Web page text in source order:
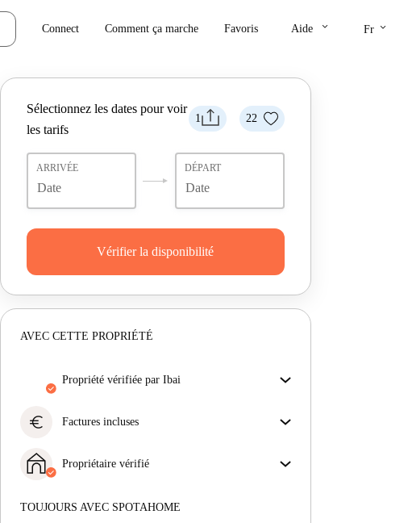
Connect Comment ça marche Favoris Aide keyboard_arrow_down Fr keyboard_arrow_down
1 22
Sélectionnez les dates pour voir
les tarifs
ARRIVÉE DÉPART
Vérifier la disponibilité
AVEC CETTE PROPRIÉTÉ
propriété vérifiée par Ibai
s'assurer que vous obtenez exactement ce que vous
En savoir plus sur la vérification
euro Factures incluses
incluses, couvrant le loyer et les services pour une
expérience de location sans tracas.
Propriétaire vérifié
Plus d'informations sur ce propriétaire
TOUJOURS AVEC SPOTAHOME